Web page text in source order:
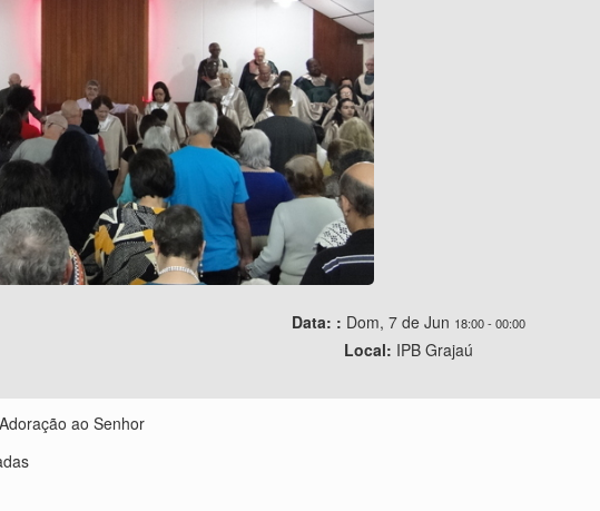
Data: : Dom, 7 de Jun 18:00-00:00
Local: IPB Grajaú
ao Senhor